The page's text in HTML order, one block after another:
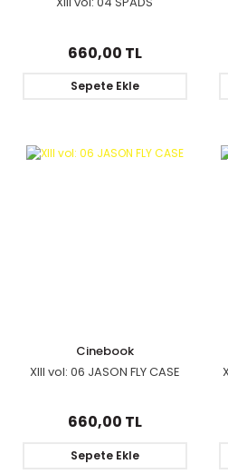
660,00 TL
Sepete Ekle
Cinebook
XIII vol: 06 JASON FLY CASE
660,00 TL
Sepete Ekle